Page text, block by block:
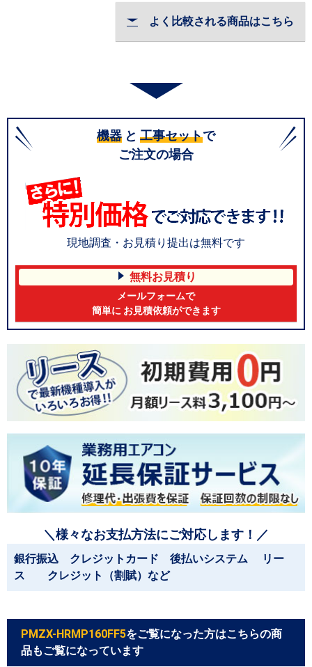
よく比較される商品はこちら
機器 と 工事セットで
ご注文の場合
現地調査・お見積り提出は無料です
無料お見積り
メールフォームで
簡単に お見積依頼ができます
＼様々なお支払方法にご対応します！／
銀行振込 クレジットカード 後払いシステム リー
ス クレジット（割賦）など
PMZX-HRMP160FF5をご覧になった方はこちらの商
品もご覧になっています